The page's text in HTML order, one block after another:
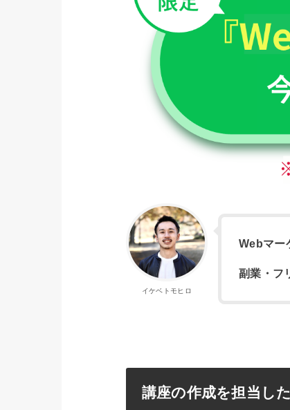
イケベトモヒロ
Webマー
副業・フ
講座の作成を担当し